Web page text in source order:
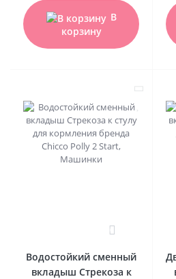
В
корзину
0
Водостойкий сменный
вкладыш Стрекоза к